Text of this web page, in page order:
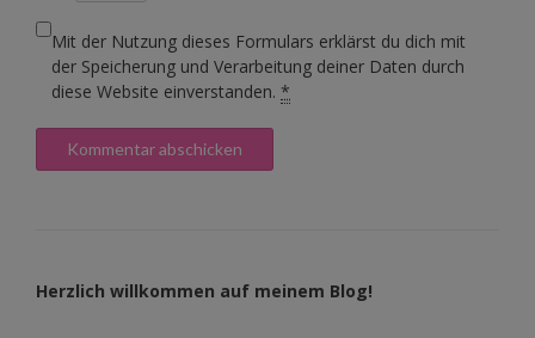
Mit der Nutzung dieses Formulars erklärst du dich mit
der Speicherung und Verarbeitung deiner Daten durch
diese Website einverstanden. *
Herzlich willkommen auf meinem Blog!